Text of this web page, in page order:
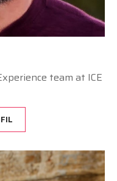
team at ICE